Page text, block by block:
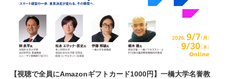
【視聴で全員にAmazonギフトカード1000円】一橋大学名誉教